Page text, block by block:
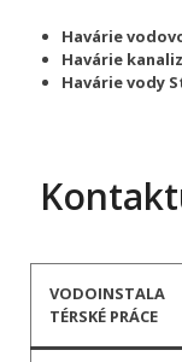
Havárie
Havárie
Havárie vody
VODOINSTALA
TÉRSKÉ PRÁCE